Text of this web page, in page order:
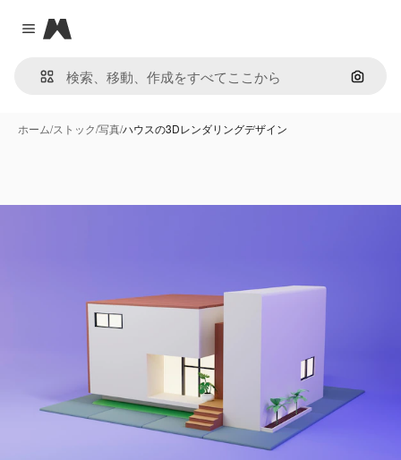
Close menu
Magnific
画像で
ホーム/ストック/写真/ハウスの3Dレンダリングデザイン